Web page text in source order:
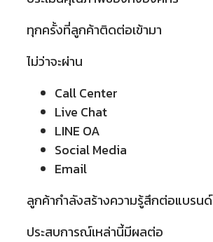
ทุกครั้งที่ลูกค้าติดต่อเข้ามา
ไม่ว่าจะผ่าน
Call Center
Live Chat
LINE OA
Social Media
Email
ลูกค้ากำลังสร้างความรู้สึกต่อแบรนด์
ประสบการณ์เหล่านี้มีผลต่อ